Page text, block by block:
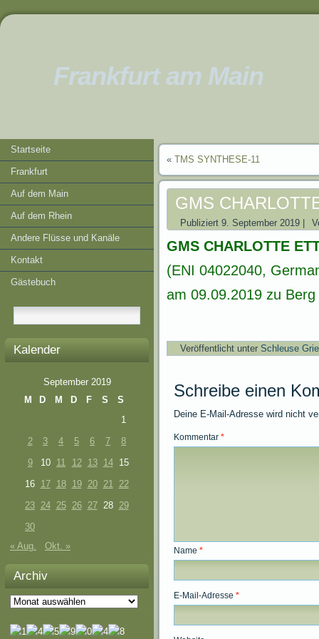
Frankfurt am Main
Startseite
Frankfurt
Auf dem Main
Auf dem Rhein
Andere Flüsse und Kanäle
Kontakt
Gästebuch
Kalender
September 2019
M
D M D F S
S
1
2
3 4 5 6 7
8
9
10 11 12 13 14
15
16 17 18 19 20 21 22
23 24 25 26 27 28 29
30
« Aug.
Okt. »
Archiv
Archiv
« TMS SYNTHESE-11
GMS
Publiziert 9. September 2019
GMS CHARLOTTE
(ENI 04022040,
am 09.09.2019 zu
Veröffentlicht unter Schleuse
Schreibe einen
Deine E-Mail-Adresse wird nicht
Kommentar *
Name *
E-Mail-Adresse *